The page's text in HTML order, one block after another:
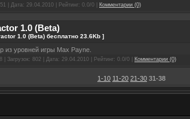
| Дата: 29.04.2010 | Рейтинг: 0.0/0 | Комментарии (0)
1.0 (Beta)
1.0 (Beta) бесплатно 23.6Kb ]
из уровней игры Max Payne.
| Загрузок: 802 | Дата: 29.04.2010 | Рейтинг: 0.0/0 | Комментарии (0)
1-10 11-20 21-30 31-38